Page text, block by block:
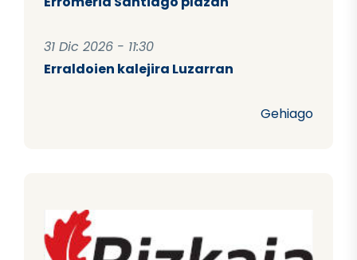
31 Dic 2026 - 11:30
Erraldoien kalejira Luzarran
Gehiago